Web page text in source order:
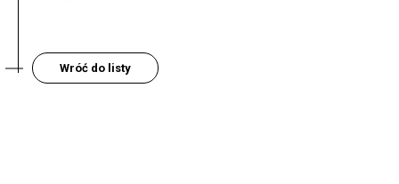
Wróć do listy